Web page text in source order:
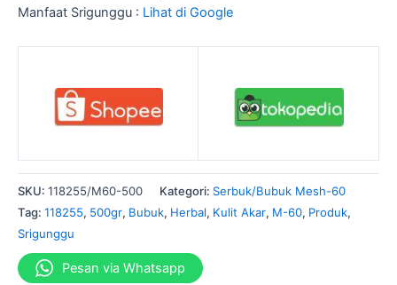
Manfaat Srigunggu : Lihat di Google
SKU: 118255/M60-500 Kategori: Serbuk/Bubuk Mesh-60
Tag: 118255, 500gr, Bubuk, Herbal, Kulit Akar, M-60, Produk,
Srigunggu
Pesan via Whatsapp